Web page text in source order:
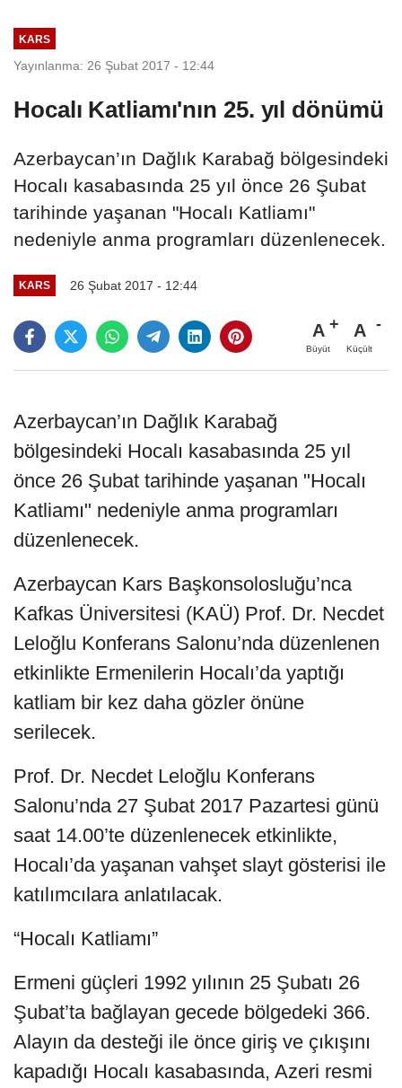
KARS
Yayınlanma: 26 Şubat 2017 - 12:44
Hocalı Katliamı'nın 25. yıl dönümü
Azerbaycan’ın Dağlık Karabağ bölgesindeki
Hocalı kasabasında 25 yıl önce 26 Şubat
tarihinde yaşanan "Hocalı Katliamı"
nedeniyle anma programları düzenlenecek.
KARS 26 Şubat 2017 - 12:44
A
Büyüt
A
Küçült
Azerbaycan’ın Dağlık Karabağ
bölgesindeki Hocalı kasabasında 25 yıl
önce 26 Şubat tarihinde yaşanan "Hocalı
Katliamı" nedeniyle anma programları
düzenlenecek.
Azerbaycan Kars Başkonsolosluğu’nca
Kafkas Üniversitesi (KAÜ) Prof. Dr. Necdet
Leloğlu Konferans Salonu’nda düzenlenen
etkinlikte Ermenilerin Hocalı’da yaptığı
katliam bir kez daha gözler önüne
serilecek.
Prof. Dr. Necdet Leloğlu Konferans
Salonu’nda 27 Şubat 2017 Pazartesi günü
saat 14.00’te düzenlenecek etkinlikte,
Hocalı’da yaşanan vahşet slayt gösterisi ile
katılımcılara anlatılacak.
“Hocalı Katliamı”
Ermeni güçleri 1992 yılının 25 Şubatı 26
Şubat’ta bağlayan gecede bölgedeki 366.
Alayın da desteği ile önce giriş ve çıkışını
kapadığı Hocalı kasabasında, Azeri resmi